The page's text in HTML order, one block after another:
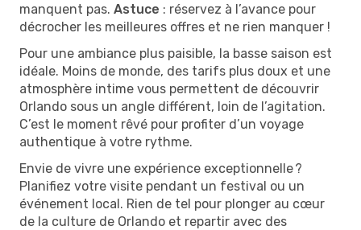
manquent pas. Astuce : réservez à l’avance pour
décrocher les meilleures offres et ne rien manquer !
Pour une ambiance plus paisible, la basse saison est
idéale. Moins de monde, des tarifs plus doux et une
atmosphère intime vous permettent de découvrir
Orlando sous un angle différent, loin de l’agitation.
C’est le moment rêvé pour profiter d’un voyage
authentique à votre rythme.
Envie de vivre une expérience exceptionnelle ?
Planifiez votre visite pendant un festival ou un
événement local. Rien de tel pour plonger au cœur
de la culture de Orlando et repartir avec des